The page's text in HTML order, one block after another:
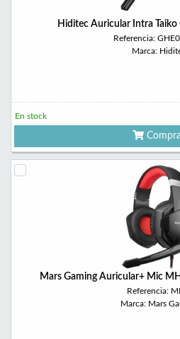
Hiditec Auricular Intra
Referencia:
Marca:
En stock
Mars Gaming Auricular+ Mic
Referencia:
Marca: Mars